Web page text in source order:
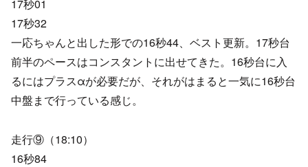
17秒01
17秒32
一応ちゃんと出した形での16秒44、ベスト更新。17秒台
前半のペースはコンスタントに出せてきた。16秒台に入
るにはプラスαが必要だが、それがはまると一気に16秒台
中盤まで行っている感じ。
走行⑨（18:10）
16秒84